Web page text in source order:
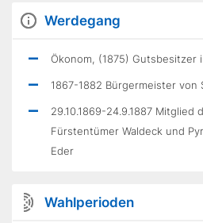
Werdegang
Ökonom, (1875) Gutsbesitzer
1867-1882 Bürgermeister von
29.10.1869-24.9.1887 Mitglied
Fürstentümer Waldeck und
Eder
Wahlperioden